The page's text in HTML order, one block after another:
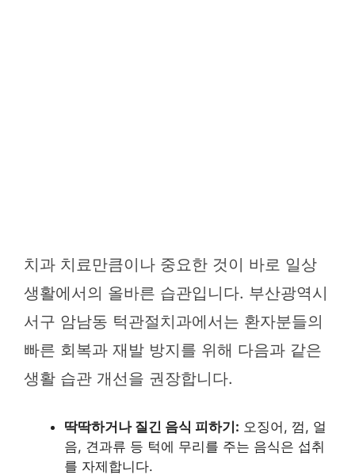
치과 치료만큼이나 중요한 것이 바로 일상
생활에서의 올바른 습관입니다. 부산광역시
서구 암남동 턱관절치과에서는 환자분들의
빠른 회복과 재발 방지를 위해 다음과 같은
생활 습관 개선을 권장합니다.
딱딱하거나 질긴 음식 피하기: 오징어, 껌, 얼
음, 견과류 등 턱에 무리를 주는 음식은 섭취
를 자제합니다.